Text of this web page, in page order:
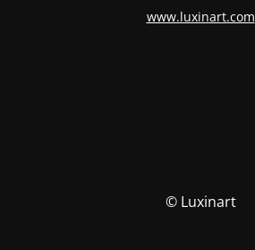
www.luxinart.com
© Luxinart